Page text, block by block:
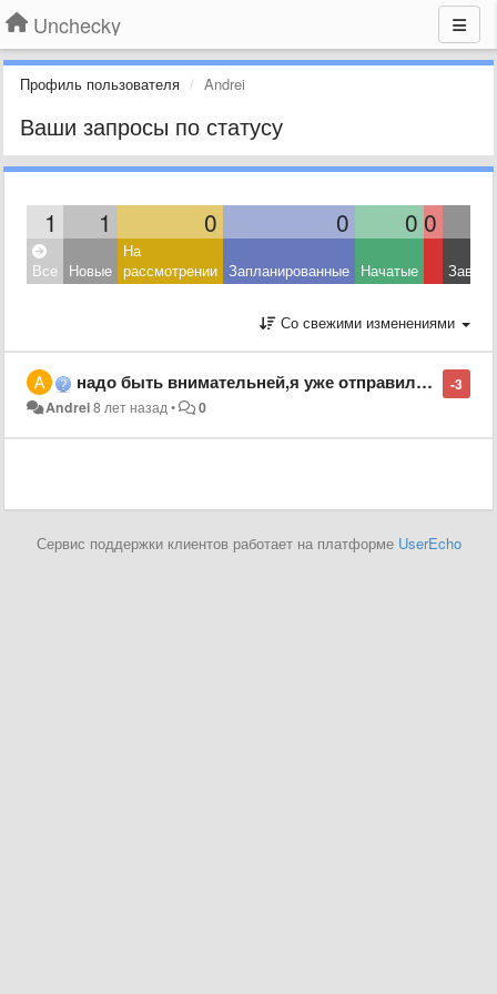
Unchecky
Профиль пользователя Andrei
Ваши запросы по статусу
1 1 0 0 0 0
Все Новые
На
рассмотрении Запланированные Начатые
Со свежими изменениями
-3
надо быть внимательней,я уже отправил 15 минут назад -необходим перевод на русский язык
Andrei8 лет назад• 0
Сервис поддержки клиентов работает на платформе UserEcho